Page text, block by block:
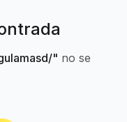
" no se